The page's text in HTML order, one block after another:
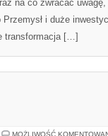
na co zwracać
i duże
transformacja […]
MOŻLIWOŚĆ